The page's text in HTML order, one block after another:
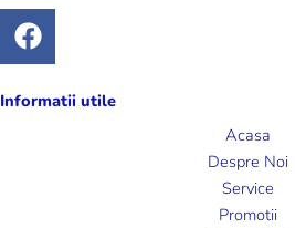
F
a
c
e
Informatii utile
Acasa
Despre Noi
Service
Promotii